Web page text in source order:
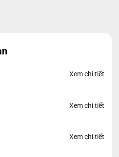
Xem chi tiết
Xem chi tiết
Xem chi tiết